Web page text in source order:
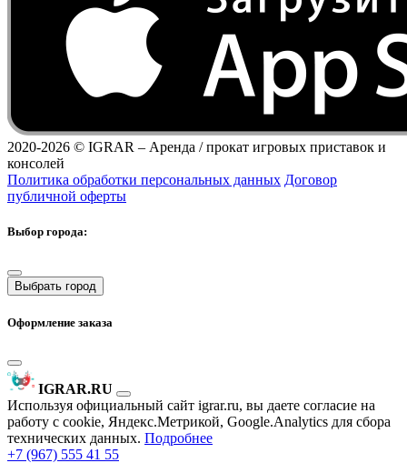
2020-2026 © IGRAR – Аренда / прокат игровых приставок и
консолей
Политика обработки персональных данных Договор
публичной оферты
Выбор города:
Выбрать город
Оформление заказа
IGRAR.RU
Используя официальный сайт igrar.ru, вы даете согласие на
работу с cookie, Яндекс.Метрикой, Google.Analytics для сбора
технических данных. Подробнее
+7 (967) 555 41 55